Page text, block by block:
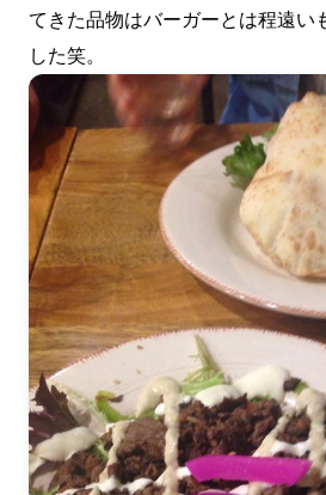
てきた品物はバーガーとは程遠い
した笑。